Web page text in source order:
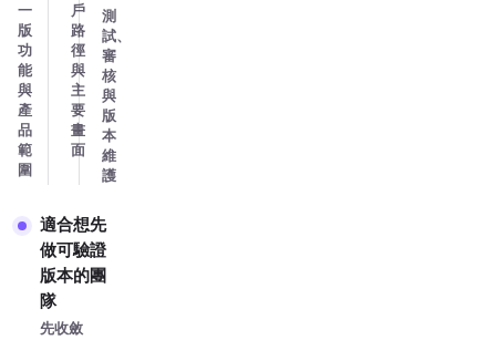
一
版
功
能
與
產
品
範
圍
戶
路
徑
與
主
要
畫
面
測
試、
審
核
與
版
本
維
護
適合想先
做可驗證
版本的團
隊
先收斂